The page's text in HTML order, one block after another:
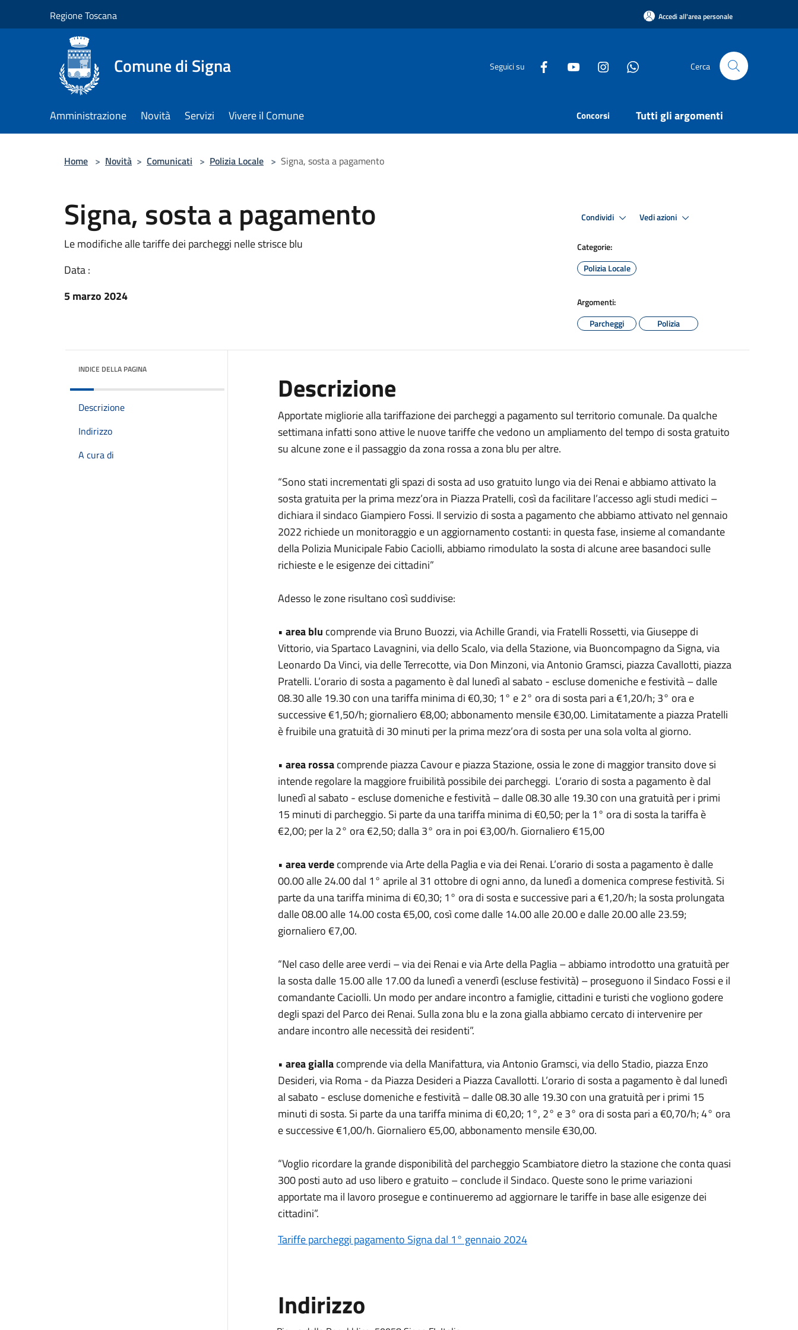
Regione Toscana Accedi all'area personale
Comune di Signa Seguici su Cerca
Amministrazione Novità Servizi Vivere il Comune Concorsi Tutti gli argomenti
Home > Novità > Comunicati > Polizia Locale > Signa, sosta a pagamento
Signa, sosta a pagamento
Le modifiche alle tariffe dei parcheggi nelle strisce blu
Data :
5 marzo 2024
Condividi Vedi azioni
Categorie:
Polizia Locale
Argomenti:
Parcheggi
Polizia
INDICE DELLA PAGINA
Descrizione
Indirizzo
A cura di
Descrizione
Apportate migliorie alla tariffazione dei parcheggi a pagamento sul territorio comunale. Da qualche
settimana infatti sono attive le nuove tariffe che vedono un ampliamento del tempo di sosta gratuito
su alcune zone e il passaggio da zona rossa a zona blu per altre.
“Sono stati incrementati gli spazi di sosta ad uso gratuito lungo via dei Renai e abbiamo attivato la
sosta gratuita per la prima mezz’ora in Piazza Pratelli, così da facilitare l’accesso agli studi medici –
dichiara il sindaco Giampiero Fossi. Il servizio di sosta a pagamento che abbiamo attivato nel gennaio
2022 richiede un monitoraggio e un aggiornamento costanti: in questa fase, insieme al comandante
della Polizia Municipale Fabio Caciolli, abbiamo rimodulato la sosta di alcune aree basandoci sulle
richieste e le esigenze dei cittadini”
Adesso le zone risultano così suddivise:
• area blu comprende via Bruno Buozzi, via Achille Grandi, via Fratelli Rossetti, via Giuseppe di
Vittorio, via Spartaco Lavagnini, via dello Scalo, via della Stazione, via Buoncompagno da Signa, via
Leonardo Da Vinci, via delle Terrecotte, via Don Minzoni, via Antonio Gramsci, piazza Cavallotti, piazza
Pratelli. L’orario di sosta a pagamento è dal lunedì al sabato - escluse domeniche e festività – dalle
08.30 alle 19.30 con una tariffa minima di €0,30; 1° e 2° ora di sosta pari a €1,20/h; 3° ora e
successive €1,50/h; giornaliero €8,00; abbonamento mensile €30,00. Limitatamente a piazza Pratelli
è fruibile una gratuità di 30 minuti per la prima mezz’ora di sosta per una sola volta al giorno.
• area rossacomprende piazza Cavour e piazza Stazione, ossia le zone di maggior transito dove si
intende regolare la maggiore fruibilità possibile dei parcheggi. L’orario di sosta a pagamento è dal
lunedì al sabato - escluse domeniche e festività – dalle 08.30 alle 19.30 con una gratuità per i primi
15 minuti di parcheggio. Si parte da una tariffa minima di €0,50; per la 1° ora di sosta la tariffa è
€2,00; per la 2° ora €2,50; dalla 3° ora in poi €3,00/h. Giornaliero €15,00
• area verdecomprende via Arte della Paglia e via dei Renai. L’orario di sosta a pagamento è dalle
00.00 alle 24.00 dal 1° aprile al 31 ottobre di ogni anno, da lunedì a domenica comprese festività. Si
parte da una tariffa minima di €0,30; 1° ora di sosta e successive pari a €1,20/h; la sosta prolungata
dalle 08.00 alle 14.00 costa €5,00, così come dalle 14.00 alle 20.00 e dalle 20.00 alle 23.59;
giornaliero €7,00.
“Nel caso delle aree verdi – via dei Renai e via Arte della Paglia – abbiamo introdotto una gratuità per
la sosta dalle 15.00 alle 17.00 da lunedì a venerdì (escluse festività) – proseguono il Sindaco Fossi e il
comandante Caciolli. Un modo per andare incontro a famiglie, cittadini e turisti che vogliono godere
degli spazi del Parco dei Renai. Sulla zona blu e la zona gialla abbiamo cercato di intervenire per
andare incontro alle necessità dei residenti”.
• area giallacomprende via della Manifattura, via Antonio Gramsci, via dello Stadio, piazza Enzo
Desideri, via Roma - da Piazza Desideri a Piazza Cavallotti. L’orario di sosta a pagamento è dal lunedì
al sabato - escluse domeniche e festività – dalle 08.30 alle 19.30 con una gratuità per i primi 15
minuti di sosta. Si parte da una tariffa minima di €0,20; 1°, 2° e 3° ora di sosta pari a €0,70/h; 4° ora
e successive €1,00/h. Giornaliero €5,00, abbonamento mensile €30,00.
“Voglio ricordare la grande disponibilità del parcheggio Scambiatore dietro la stazione che conta quasi
300 posti auto ad uso libero e gratuito – conclude il Sindaco. Queste sono le prime variazioni
apportate ma il lavoro prosegue e continueremo ad aggiornare le tariffe in base alle esigenze dei
cittadini”.
Tariffe parcheggi pagamento Signa dal 1° gennaio 2024
Indirizzo